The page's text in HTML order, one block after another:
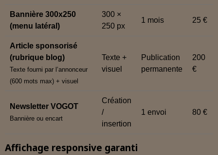
Bannière 300x250
(menu latéral)
300 ×
250 px
1 mois 25 €
Article sponsorisé
(rubrique blog)
Texte fourni par l’annonceur
(600 mots max) + visuel
Texte +
visuel
Publication
permanente
200
€
Newsletter VOGOT
Bannière ou encart
Création
/
insertion
1 envoi 80 €
Affichage responsive garanti